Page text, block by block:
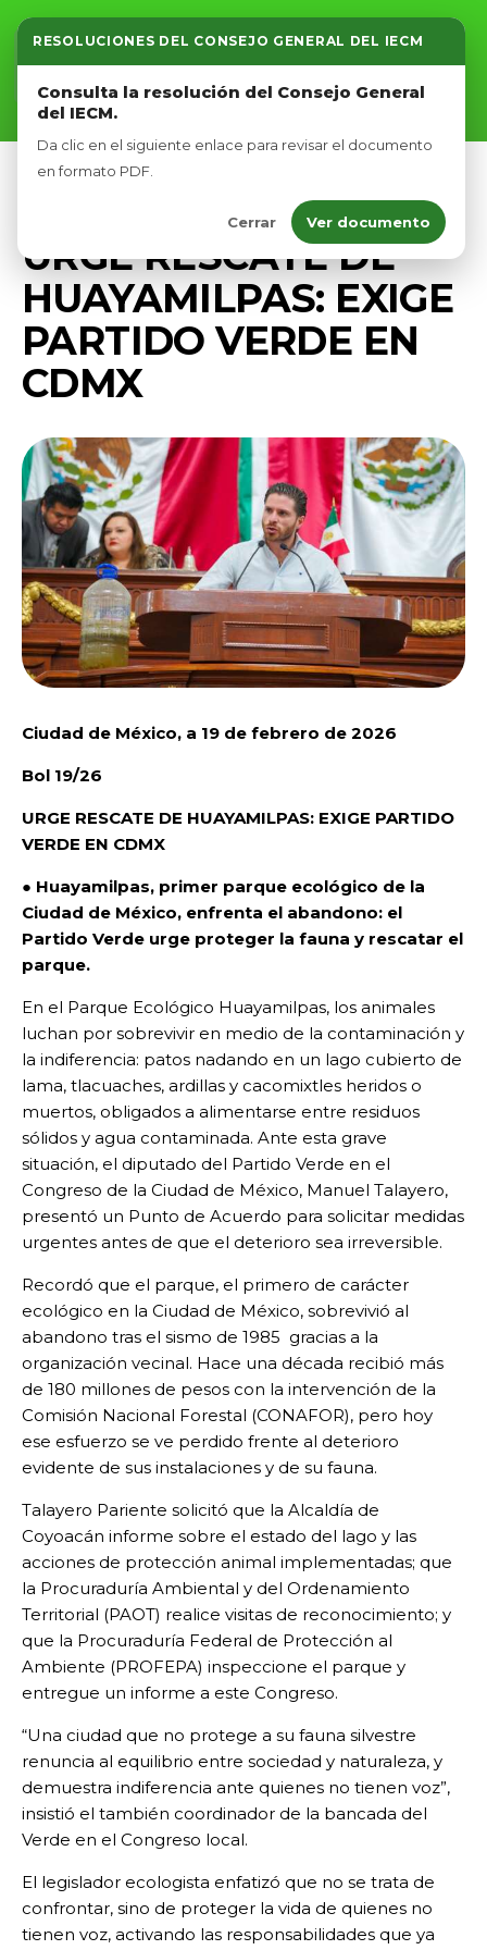
RESOLUCIONES DEL CONSEJO GENERAL DEL IECM
Consulta la resolución del Consejo General
del IECM.
Da clic en el siguiente enlace para revisar el documento
en formato PDF.
Cerrar Ver documento
Inicio
Nosotros
Afíliate
URGE RESCATE DE
HUAYAMILPAS: EXIGE
PARTIDO VERDE EN
CDMX
Ciudad de México, a 19 de febrero de 2026
Bol 19/26
URGE RESCATE DE HUAYAMILPAS: EXIGE PARTIDO
VERDE EN CDMX
● Huayamilpas, primer parque ecológico de la
Ciudad de México, enfrenta el abandono: el
Partido Verde urge proteger la fauna y rescatar el
parque.
En el Parque Ecológico Huayamilpas, los animales
luchan por sobrevivir en medio de la contaminación y
la indiferencia: patos nadando en un lago cubierto de
lama, tlacuaches, ardillas y cacomixtles heridos o
muertos, obligados a alimentarse entre residuos
sólidos y agua contaminada. Ante esta grave
situación, el diputado del Partido Verde en el
Congreso de la Ciudad de México, Manuel Talayero,
presentó un Punto de Acuerdo para solicitar medidas
urgentes antes de que el deterioro sea irreversible.
Recordó que el parque, el primero de carácter
ecológico en la Ciudad de México, sobrevivió al
abandono tras el sismo de 1985 gracias a la
organización vecinal. Hace una década recibió más
de 180 millones de pesos con la intervención de la
Comisión Nacional Forestal (CONAFOR), pero hoy
ese esfuerzo se ve perdido frente al deterioro
evidente de sus instalaciones y de su fauna.
Talayero Pariente solicitó que la Alcaldía de
Coyoacán informe sobre el estado del lago y las
acciones de protección animal implementadas; que
la Procuraduría Ambiental y del Ordenamiento
Territorial (PAOT) realice visitas de reconocimiento; y
que la Procuraduría Federal de Protección al
Ambiente (PROFEPA) inspeccione el parque y
entregue un informe a este Congreso.
“Una ciudad que no protege a su fauna silvestre
renuncia al equilibrio entre sociedad y naturaleza, y
demuestra indiferencia ante quienes no tienen voz”,
insistió el también coordinador de la bancada del
Verde en el Congreso local.
El legislador ecologista enfatizó que no se trata de
confrontar, sino de proteger la vida de quienes no
tienen voz, activando las responsabilidades que ya